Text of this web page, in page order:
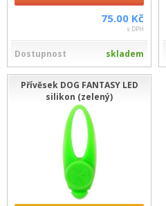
75.00 Kč
s DPH
Dostupnost skladem
Přívěsek DOG FANTASY LED
silikon (zelený)